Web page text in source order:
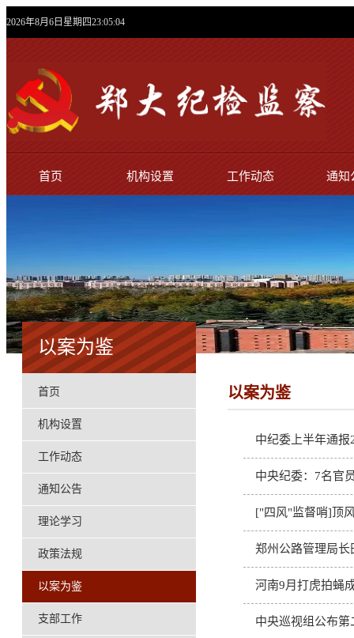
2026年8月6日星期四23:05:05
首页 机构设置 工作动态 通知
以案为鉴
首页
机构设置
工作动态
通知公告
理论学习
政策法规
以案为鉴
支部工作
以案为鉴
中纪委上半年通
中央纪委：7名官
["四风"监督哨]顶
郑州公路管理局
河南9月打虎拍蝇
中央巡视组公布第